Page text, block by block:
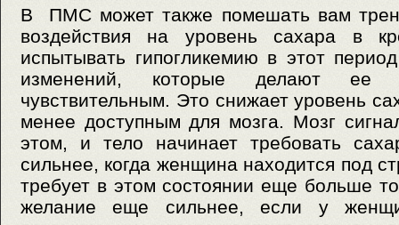
В ПМС может также помешать вам
воздействия на уровень сахара в
испытывать гипогликемию в этот
изменений, которые делают ее
чувствительным. Это снижает уровень
менее доступным для мозга. Мозг
этом, и тело начинает требовать
сильнее, когда женщина находится под
требует в этом состоянии еще больше
желание еще сильнее, если у